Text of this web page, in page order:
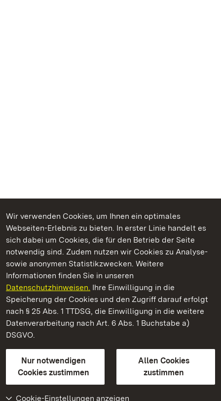
Wir verwenden Cookies, um Ihnen ein optimales
Webseiten-Erlebnis zu bieten. In erster Linie handelt es
sich dabei um Cookies, die für den Betrieb der Seite
notwendig sind. Zudem nutzen wir Cookies zu Analyse-
sowie anonymen Statistikzwecken. Weitere
Informationen finden Sie in unseren
Datenschutzhinweisen. Ihre Einwilligung in die
Speicherung der Cookies und den Zugriff darauf erfolgt
nach § 25 Abs. 1 TTDSG, die Einwilligung in die weitere
Datenverarbeitung nach Art. 6 Abs. 1 Buchstabe a)
DSGVO.
Nur notwendigen
Cookies zustimmen
Allen Cookies
zustimmen
Cookie-Einstellungen anzeigen
Kommen. Staunen. Genießen.
Staatliche Schlösser und Gärten Baden‑Württemberg
Staatliche Schlösser und Gärten Baden-Württemberg
Kontakt
GebärdenspracheLeichte Sprache
Erklärung zur Barrierefreiheit
BITV-konform (geprüfte Seiten)